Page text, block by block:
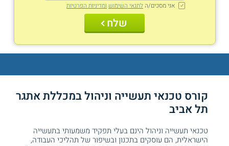
אני מסכים/ה לתנאי השימוש ומדיניות הפרטיות
שלח
קורס טכנאי תעשייה וניהול במכללת אתגר
תל אביב
טכנאי תעשייה וניהול הינם בעלי תפקיד משמעותי בתעשייה
הישראלית, הם עוסקים בתכנון ובשיפור של תהליכי העבודה,